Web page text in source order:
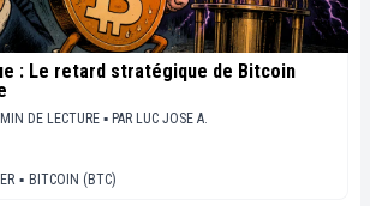
: Le retard stratégique de Bitcoin
DE LECTURE ▪ PAR LUC JOSE A.
▪ BITCOIN (BTC)